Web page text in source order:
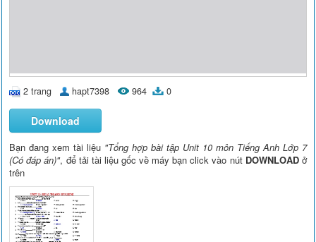
2 trang hapt7398 964 0
Download
Bạn đang xem tài liệu "Tổng hợp bài tập Unit 10 môn Tiếng Anh Lớp 7
(Có đáp án)", để tải tài liệu gốc về máy bạn click vào nút DOWNLOADở
trên